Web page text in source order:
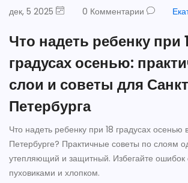
дек, 5 2025 0 Комментарии
Что надеть ребенку при
градусах осенью:
слои и советы для
Петербурга
Что надеть ребенку при 18 градусах осенью
Петербурге? Практичные советы по слоям
утепляющий и защитный. Избегайте ошибок
пуховиками и хлопком.